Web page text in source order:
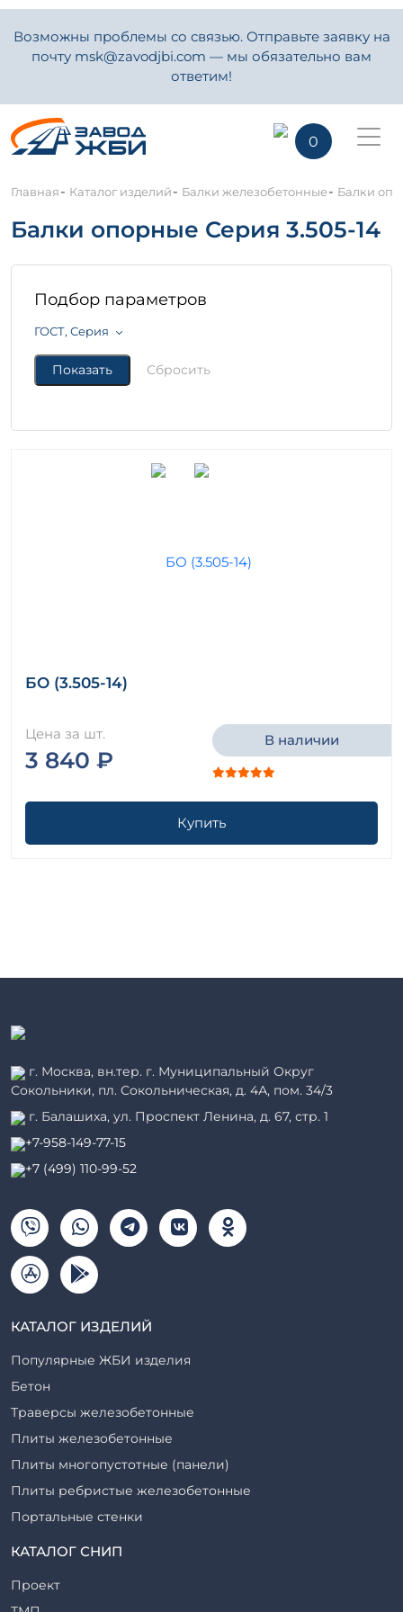
Возможны проблемы со связью. Отправьте заявку на
почту msk@zavodjbi.com — мы обязательно вам
ответим!
0
Главная- Каталог изделий- Балки железобетонные- Балки
Балки опорные Серия 3.505-14
Подбор параметров
ГОСТ, Серия
БО (3.505-14)
Цена за шт.
3 840 ₽
В наличии
Купить
г. Москва, вн.тер. г. Муниципальный Округ
Сокольники, пл. Сокольническая, д. 4А, пом. 34/3
г. Балашиха, ул. Проспект Ленина, д. 67, стр. 1
+7-958-149-77-15
+7 (499) 110-99-52
КАТАЛОГ ИЗДЕЛИЙ
Популярные ЖБИ изделия
Бетон
Траверсы железобетонные
Плиты железобетонные
Плиты многопустотные (панели)
Плиты ребристые железобетонные
Портальные стенки
Прогоны железобетонные
Ригели железобетонные
КАТАЛОГ СНИП
Проект